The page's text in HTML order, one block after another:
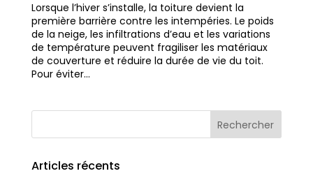
Lorsque l’hiver s’installe, la toiture devient la
première barrière contre les intempéries. Le poids
de la neige, les infiltrations d’eau et les variations
de température peuvent fragiliser les matériaux
de couverture et réduire la durée de vie du toit.
Pour éviter...
Articles récents